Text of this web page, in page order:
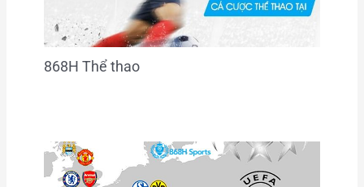
868H Thể thao